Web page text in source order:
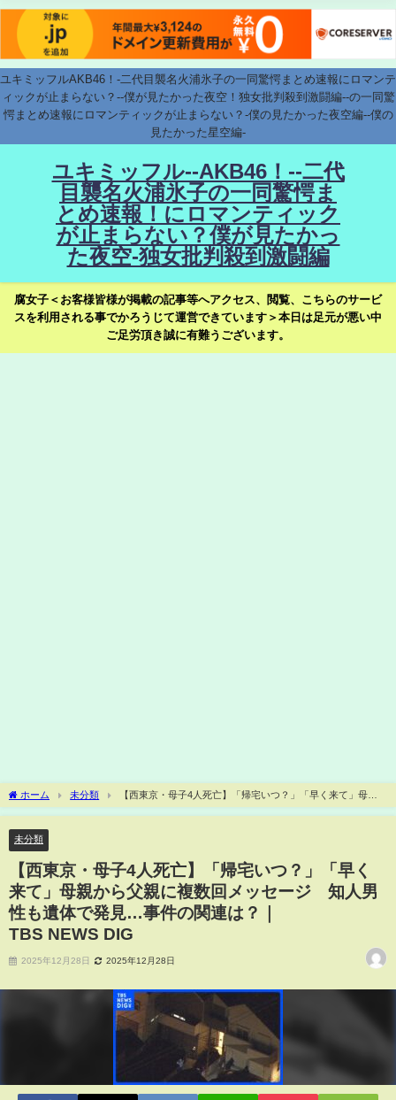
ユキミッフルAKB46！-二代目襲名火浦氷子の一同驚愕まとめ速報にロマンテ
ィックが止まらない？--僕が見たかった夜空！独女批判殺到激闘編--の一同驚
愕まとめ速報にロマンティックが止まらない？-僕の見たかった夜空編--僕の
見たかった星空編-
ユキミッフル--AKB46！--二代
目襲名火浦氷子の一同驚愕ま
とめ速報！にロマンティック
が止まらない？僕が見たかっ
た夜空-独女批判殺到激闘編
腐女子＜お客様皆様が掲載の記事等へアクセス、閲覧、こちらのサービ
スを利用される事でかろうじて運営できています＞本日は足元が悪い中
ご足労頂き誠に有難うございます。
ホーム 未分類
【西東京・母子4人死亡】「帰宅いつ？」「早く来て」母親
から父親に複数回メッセージ 知人男性も遺体で発見…事件の関連は？｜
未分類
【西東京・母子4人死亡】「帰宅いつ？」「早く
来て」母親から父親に複数回メッセージ 知人男
性も遺体で発見…事件の関連は？｜
TBS NEWS DIG
2025年12月28日 2025年12月28日